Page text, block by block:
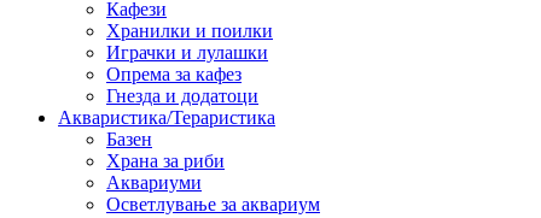
Кафези
Хранилки и поилки
Играчки и лулашки
Опрема за кафез
Гнезда и додатоци
Акваристика/Тераристика
Базен
Храна за риби
Аквариуми
Осветлување за аквариум